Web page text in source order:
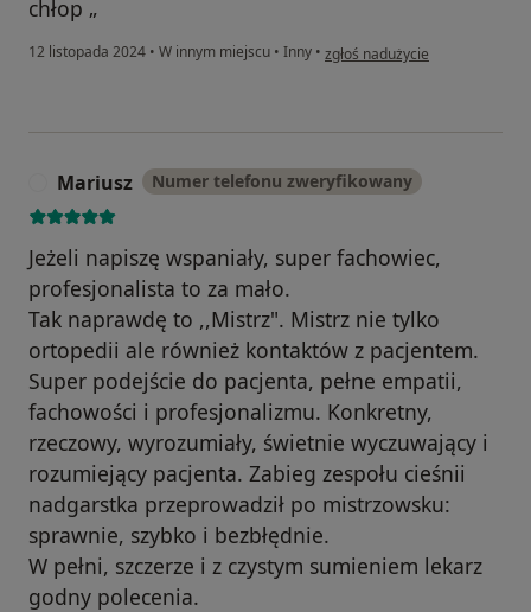
chłop „
12 listopada 2024 • W innym miejscu • Inny • w opinii użytkownika Katarzyna
zgłoś nadużycie
Mariusz Numer telefonu zweryfikowany
Jeżeli napiszę wspaniały, super fachowiec,
profesjonalista to za mało.
Tak naprawdę to ,,Mistrz". Mistrz nie tylko
ortopedii ale również kontaktów z pacjentem.
Super podejście do pacjenta, pełne empatii,
fachowości i profesjonalizmu. Konkretny,
rzeczowy, wyrozumiały, świetnie wyczuwający i
rozumiejący pacjenta. Zabieg zespołu cieśnii
nadgarstka przeprowadził po mistrzowsku:
sprawnie, szybko i bezbłędnie.
W pełni, szczerze i z czystym sumieniem lekarz
godny polecenia.